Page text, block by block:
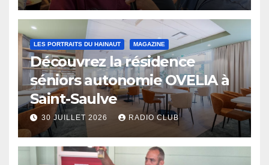
LES PORTRAITS DU HAINAUT MAGAZINE
Découvrez la résidence
séniors autonomie OVELIA à
Saint-Saulve
30 JUILLET 2026 RADIO CLUB